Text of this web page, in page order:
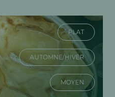
PLAT
AUTOMNE/HIVER
MOYEN